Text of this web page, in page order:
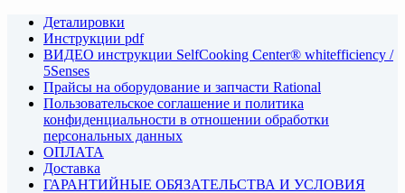
Деталировки
Инструкции pdf
ВИДЕО инструкции SelfCooking Center® whitefficiency /
5Senses
Прайсы на оборудование и запчасти Rational
Пользовательское соглашение и политика
конфиденциальности в отношении обработки
персональных данных
ОПЛАТА
Доставка
ГАРАНТИЙНЫЕ ОБЯЗАТЕЛЬСТВА И УСЛОВИЯ